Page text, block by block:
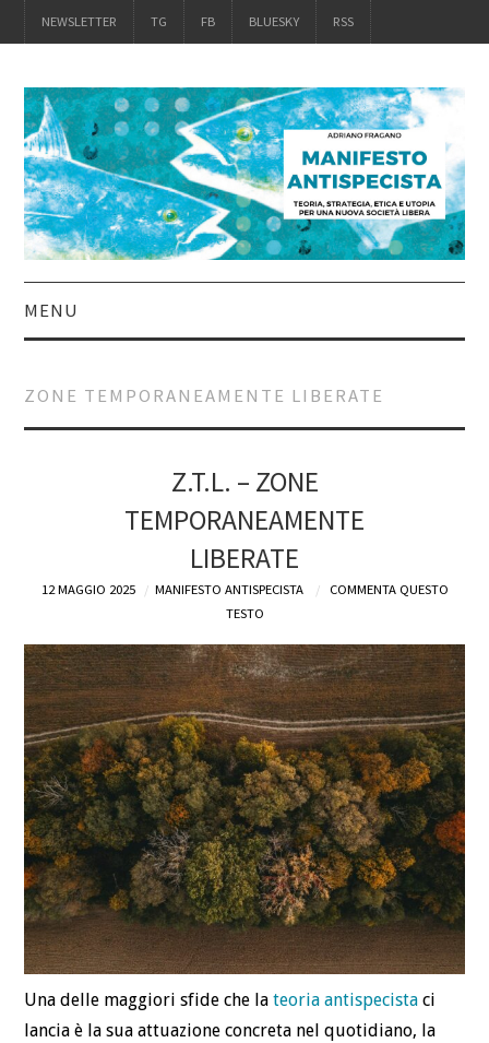
NEWSLETTER TG FB BLUESKY RSS
MENU
DEFINIZIONI
CHI
BLOG
CONTATTI
ZONE TEMPORANEAMENTE LIBERATE
Z.T.L. – ZONE
TEMPORANEAMENTE
LIBERATE
12 MAGGIO 2025 MANIFESTO ANTISPECISTA
COMMENTA QUESTO
TESTO
Una delle maggiori sfide che lateoria antispecista ci
lancia è la sua attuazione concreta nel quotidiano, la